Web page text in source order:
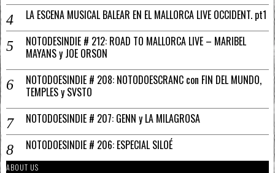
LA ESCENA MUSICAL BALEAR EN EL MALLORCA LIVE OCCIDENT. pt1
NOTODESINDIE # 212: ROAD TO MALLORCA LIVE – MARIBEL
MAYANS y JOE ORSON
NOTODOESINDIE # 208: NOTODOESCRANC con FIN DEL MUNDO,
TEMPLES y SVSTO
NOTODOESINDIE # 207: GENN y LA MILAGROSA
NOTODOESINDIE # 206: ESPECIAL SILOÉ
ABOUT US